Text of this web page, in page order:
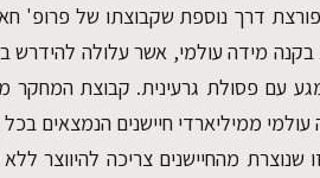
פורצת דרך נוספת שקבוצתו של פרופ'
בקנה מידה עולמי, אשר עלולה להידרש
עם פסולת גרעינית. קבוצת המחקר
ממיליארדי חיישנים הנמצאים
שנוצרת מהחיישנים צריכה להיווצר